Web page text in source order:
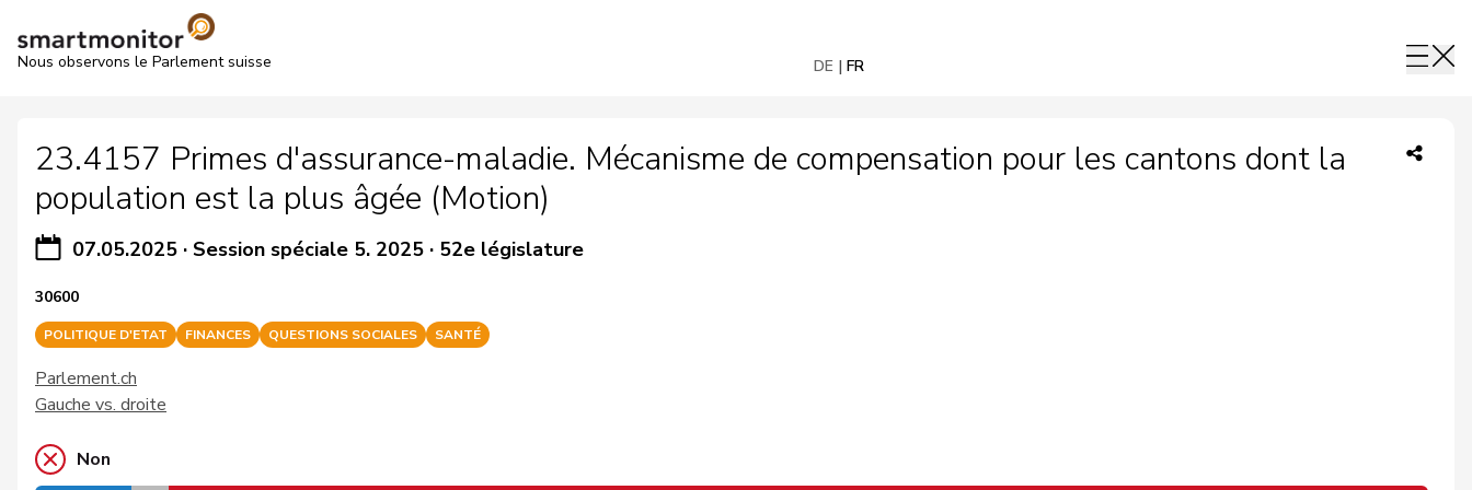
Nous observons le Parlement suisse DE FR
23.4157 Primes d'assurance-maladie. Mécanisme de compensation pour les cantons dont la
population est la plus âgée (Motion)
07.05.2025 · Session spéciale 5. 2025 · 52e législature
30600
POLITIQUE D'ETAT FINANCES QUESTIONS SOCIALES SANTÉ
Parlement.ch
Gauche vs. droite
Non